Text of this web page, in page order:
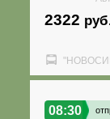
2322
08:30